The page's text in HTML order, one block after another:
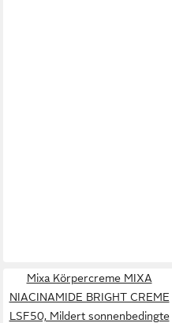
Mixa Körpercreme MIXA
NIACINAMIDE BRIGHT CREME
LSF50, Mildert sonnenbedingte